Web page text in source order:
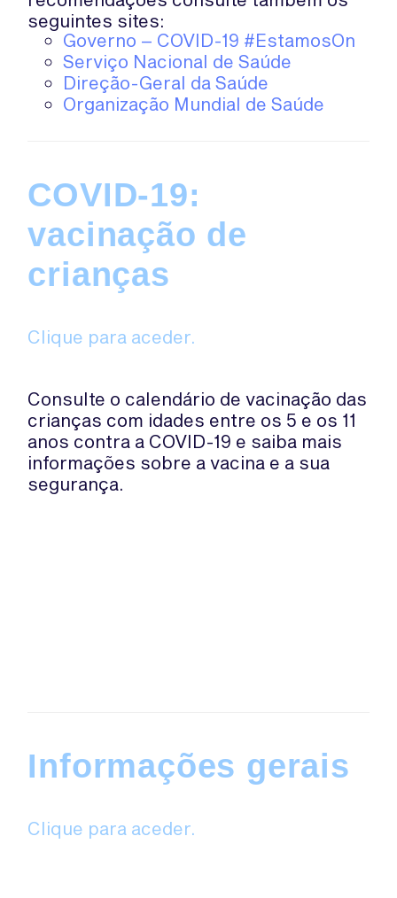
seguintes sites:
Governo – COVID-19 #EstamosOn
Serviço Nacional de Saúde
Direção-Geral da Saúde
Organização Mundial de Saúde
COVID-19:
vacinação de
crianças
Clique para aceder.
Consulte o calendário de vacinação das
crianças com idades entre os 5 e os 11
anos contra a COVID-19 e saiba mais
informações sobre a vacina e a sua
segurança.
Informações gerais
Clique para aceder.